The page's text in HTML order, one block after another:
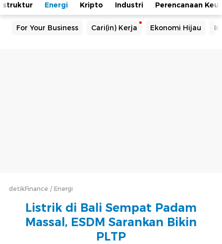
Energi Kripto Industri Perencanaan
For Your Business Cari(in) Kerja Ekonomi Hijau
detikFinance Energi
Listrik di Bali Sempat Padam
Massal, ESDM Sarankan Bikin
PLTP